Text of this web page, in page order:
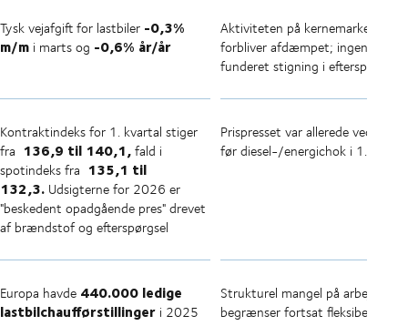
Tysk vejafgift for lastbiler -0,3%
m/mi marts og -0,6% år/år
Aktiviteten på kernemarkedet
forbliver afdæmpet; ingen klar
funderet stigning i
Kontraktindeks for 1. kvartal stiger
fra 136,9 til 140,1,fald i
spotindeks fra 135,1 til
132,3. Udsigterne for 2026 er
"beskedent opadgående pres" drevet
af brændstof og efterspørgsel
Prispresset var allerede ved at
før diesel-/energichok i 1. kvartal
Europa havde 440.000 ledige
lastbilchaufførstillingeri 2025
Strukturel mangel på arbejdskraft
begrænser fortsat fleksibel